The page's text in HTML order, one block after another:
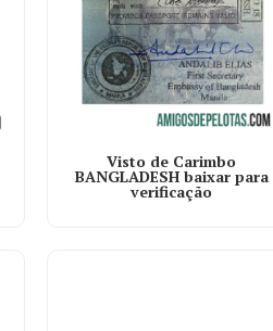
Visto de Carimbo
BANGLADESH baixar para
verificação